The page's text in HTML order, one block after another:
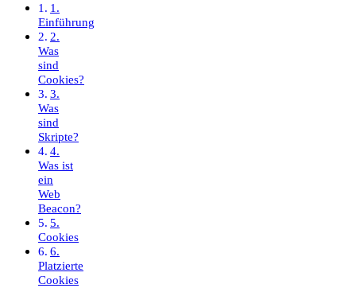
1.
Einführung
2.
Was
sind
Cookies?
3.
Was
sind
Skripte?
4.
Was ist
ein
Web
Beacon?
5.
Cookies
6.
Platzierte
Cookies